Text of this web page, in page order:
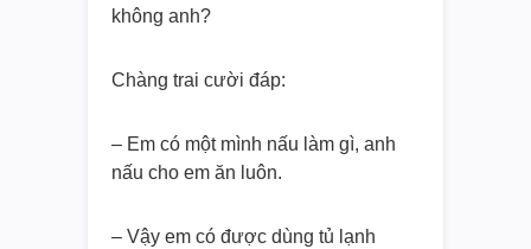
không anh?
Chàng trai cười đáp:
– Em có một mình nấu làm gì, anh
nấu cho em ăn luôn.
– Vậy em có được dùng tủ lạnh